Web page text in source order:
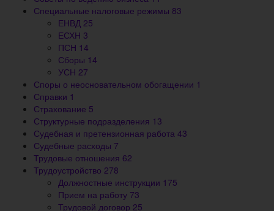
Специальные налоговые режимы 83
ЕНВД 25
ЕСХН 3
ПСН 14
Сборы 14
УСН 27
Споры о неосновательном обогащении 1
Справки 1
Страхование 5
Структурные подразделения 13
Судебная и претензионная работа 43
Судебные расходы 7
Трудовые отношения 62
Трудоустройство 278
Должностные инструкции 175
Прием на работу 73
Трудовой договор 25